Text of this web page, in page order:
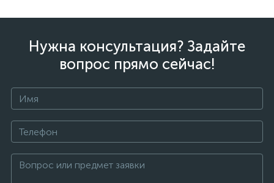
Нужна консультация? Задайте
вопрос прямо сейчас!